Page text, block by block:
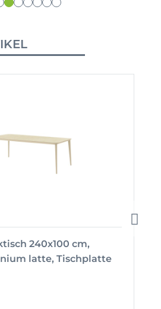
240x100 cm,
latte, Tischplatte